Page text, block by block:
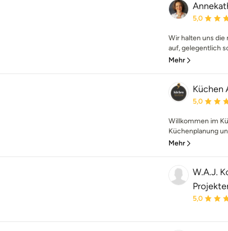
5,0
Wir halten uns die
auf, gelegentlich
Mehr
Küchen
5,0
Willkommen im
Küchenplanung
Mehr
W.A.J.
5,0